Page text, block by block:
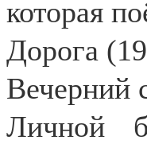
которая
Дорога
Вечерний
Личной